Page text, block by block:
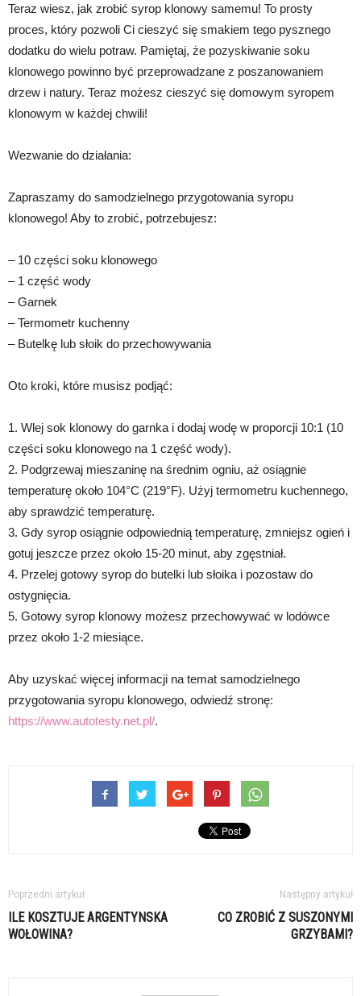
Teraz wiesz, jak zrobić syrop klonowy samemu! To prosty
proces, który pozwoli Ci cieszyć się smakiem tego pysznego
dodatku do wielu potraw. Pamiętaj, że pozyskiwanie soku
klonowego powinno być przeprowadzane z poszanowaniem
drzew i natury. Teraz możesz cieszyć się domowym syropem
klonowym w każdej chwili!
Wezwanie do działania:
Zapraszamy do samodzielnego przygotowania syropu
klonowego! Aby to zrobić, potrzebujesz:
– 10 części soku klonowego
– 1 część wody
– Garnek
– Termometr kuchenny
– Butelkę lub słoik do przechowywania
Oto kroki, które musisz podjąć:
1. Wlej sok klonowy do garnka i dodaj wodę w proporcji 10:1 (10
części soku klonowego na 1 część wody).
2. Podgrzewaj mieszaninę na średnim ogniu, aż osiągnie
temperaturę około 104°C (219°F). Użyj termometru kuchennego,
aby sprawdzić temperaturę.
3. Gdy syrop osiągnie odpowiednią temperaturę, zmniejsz ogień i
gotuj jeszcze przez około 15-20 minut, aby zgęstniał.
4. Przelej gotowy syrop do butelki lub słoika i pozostaw do
ostygnięcia.
5. Gotowy syrop klonowy możesz przechowywać w lodówce
przez około 1-2 miesiące.
Aby uzyskać więcej informacji na temat samodzielnego
przygotowania syropu klonowego, odwiedź stronę:
https://www.autotesty.net.pl/.
Poprzedni artykuł
ILE KOSZTUJE ARGENTYNSKA
WOŁOWINA?
Następny artykuł
CO ZROBIĆ Z SUSZONYMI
GRZYBAMI?